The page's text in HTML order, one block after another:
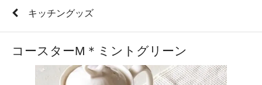
キッチングッズ
コースターM＊ミントグリーン